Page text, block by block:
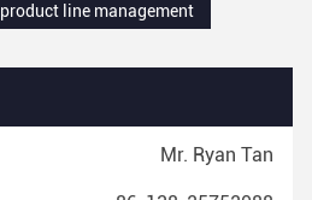
product line management
Mr. Ryan Tan